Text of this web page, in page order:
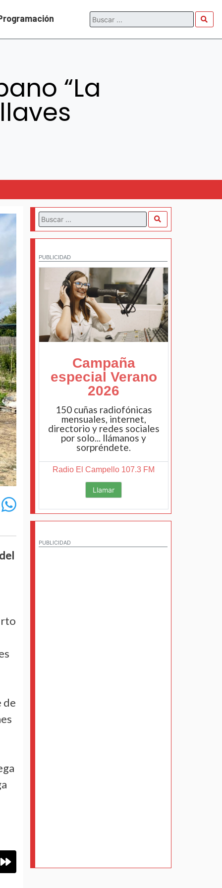
“La
de
PUBLICIDAD
Campaña
especial Verano
2026
150 cuñas radiofónicas
mensuales, internet,
directorio y redes sociales
por solo... llámanos y
sorpréndete.
Radio El Campello 107.3 FM
Llamar
PUBLICIDAD